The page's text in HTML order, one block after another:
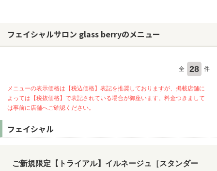
ネイルカタログ
フェイシャルサロン glass berryのメニュー
全 28 件
メニューの表示価格は【税込価格】表記を推奨しておりますが、掲載店舗に
よっては【税抜価格】で表記されている場合が御座います。料金つきまして
は事前に店舗へご確認ください。
フェイシャル
ご新規限定【トライアル】イルネージュ［スタンダー